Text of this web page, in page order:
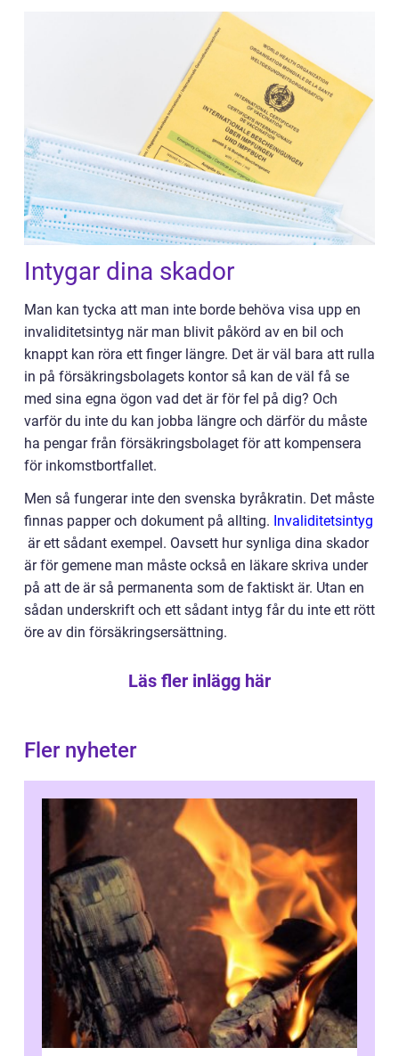
Intygar dina skador
Man kan tycka att man inte borde behöva visa upp en
invaliditetsintyg när man blivit påkörd av en bil och
knappt kan röra ett finger längre. Det är väl bara att rulla
in på försäkringsbolagets kontor så kan de väl få se
med sina egna ögon vad det är för fel på dig? Och
varför du inte du kan jobba längre och därför du måste
ha pengar från försäkringsbolaget för att kompensera
för inkomstbortfallet.
Men så fungerar inte den svenska byråkratin. Det måste
finnas papper och dokument på allting. Invaliditetsintyg
är ett sådant exempel. Oavsett hur synliga dina skador
är för gemene man måste också en läkare skriva under
på att de är så permanenta som de faktiskt är. Utan en
sådan underskrift och ett sådant intyg får du inte ett rött
öre av din försäkringsersättning.
Läs fler inlägg här
Fler nyheter